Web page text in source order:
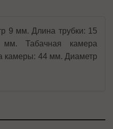
9 мм. Длина трубки: 15
Табачная камера
камеры: 44 мм. Диаметр